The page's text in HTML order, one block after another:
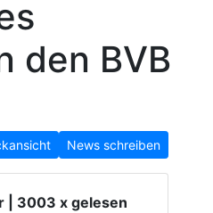
den BVB
News schreiben
| 3003 x gelesen